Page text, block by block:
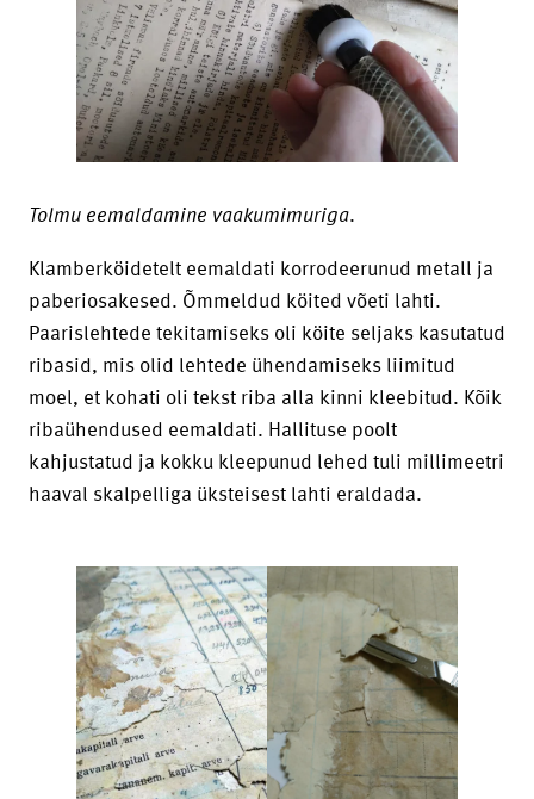
Tolmu eemaldamine vaakumimuriga.
Klamberköidetelt eemaldati korrodeerunud metall ja
paberiosakesed. Õmmeldud köited võeti lahti.
Paarislehtede tekitamiseks oli köite seljaks kasutatud
ribasid, mis olid lehtede ühendamiseks liimitud
moel, et kohati oli tekst riba alla kinni kleebitud. Kõik
ribaühendused eemaldati. Hallituse poolt
kahjustatud ja kokku kleepunud lehed tuli millimeetri
haaval skalpelliga üksteisest lahti eraldada.